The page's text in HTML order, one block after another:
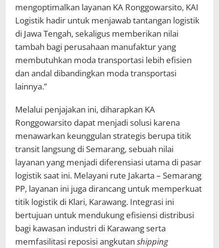
mengoptimalkan layanan KA Ronggowarsito, KAI
Logistik hadir untuk menjawab tantangan logistik
di Jawa Tengah, sekaligus memberikan nilai
tambah bagi perusahaan manufaktur yang
membutuhkan moda transportasi lebih efisien
dan andal dibandingkan moda transportasi
lainnya.”
Melalui penjajakan ini, diharapkan KA
Ronggowarsito dapat menjadi solusi karena
menawarkan keunggulan strategis berupa titik
transit langsung di Semarang, sebuah nilai
layanan yang menjadi diferensiasi utama di pasar
logistik saat ini. Melayani rute Jakarta – Semarang
PP, layanan ini juga dirancang untuk memperkuat
titik logistik di Klari, Karawang. Integrasi ini
bertujuan untuk mendukung efisiensi distribusi
bagi kawasan industri di Karawang serta
memfasilitasi reposisi angkutan shipping